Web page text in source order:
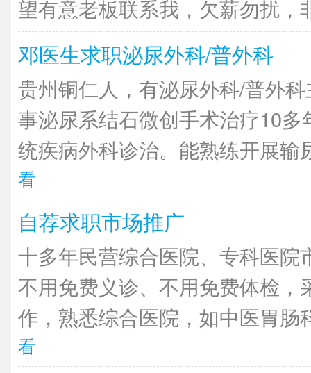
望有意老板联系我，欠薪勿扰，
邓医生求职泌尿外科/普外科
贵州铜仁人，有泌尿外科/普外
事泌尿系结石微创手术治疗10
统疾病外科诊治。能熟练开展输
看
自荐求职市场推广
十多年民营综合医院、专科医院
不用免费义诊、不用免费体检，
作，熟悉综合医院，如中医胃肠
看